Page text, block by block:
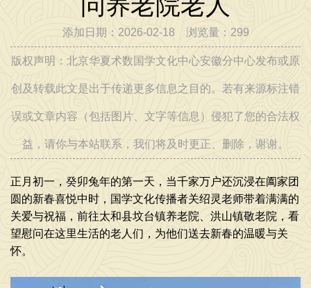
添加日期：2026-02-18 浏览量：299
版权声明：北京华夏术数国学文化中心安徽分中心发布或原
创及转载此文是出于传递更多信息之目的。若有来源标注错
误或文章内容（包括图片、文字等信息）侵犯了您的合法权
益，请你与本站联系，我们将及时更正、删除，谢谢。
正月初一，癸卯兔年的第一天，当千家万户还沉浸在阖家团
圆的新春喜悦中时，国学文化传播者关绍灵老师带着满满的
关爱与祝福，前往太和县坟台镇养老院、洪山镇敬老院，看
望慰问在这里生活的老人们，为他们送去新春的温暖与关
怀。